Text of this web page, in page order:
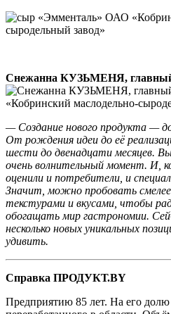
Снежанна КУЗЬМЕНЯ, главный
— Создание нового продукта —
От рождения идеи до её
шести до двенадцати месяцев.
очень волнительный момент. И,
оценили и потребители, и
Значит, можно пробовать
текстурами и вкусами, чтобы
обогащать мир гастрономии.
несколько новых уникальных
удивить.
Справка ПРОДУКТ.BY
Предприятию 85 лет. На его